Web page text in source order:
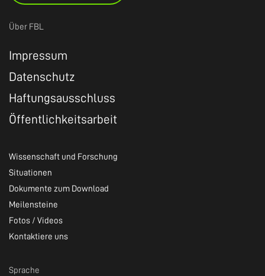
Über FBL
Impressum
Datenschutz
Haftungsausschluss
Öffentlichkeitsarbeit
Wissenschaft und Forschung
Situationen
Dokumente zum Download
Meilensteine
Fotos / Videos
Kontaktiere uns
Sprache